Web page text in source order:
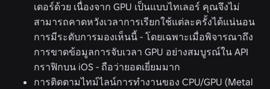
เดอร์ด้วย เนื่องจาก GPU เป็นแบบไทเลอร์ คุณจึงไม่
สามารถคาดหวังเวลาการเรียกใช้แต่ละครั้งได้แน่นอน
การมีระดับการมองเห็นนี้ - โดยเฉพาะเมื่อพิจารณาถึง
การขาดข้อมูลการจับเวลา GPU อย่างสมบูรณ์ใน API
กราฟิกบน iOS - ถือว่ายอดเยี่ยมมาก
การติดตามไทม์ไลน์การทำงานของ CPU/GPU (Metal